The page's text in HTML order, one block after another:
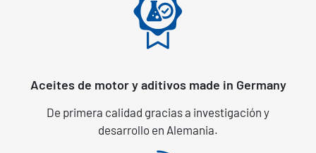
Aceites de motor y aditivos made in Germany
De primera calidad gracias a investigación y
desarrollo en Alemania.